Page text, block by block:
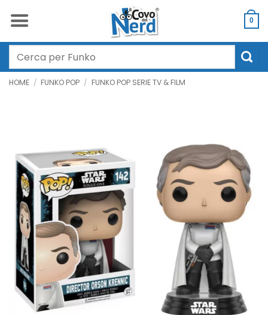
0
Cerca:
HOME / FUNKO POP / FUNKO POP SERIE TV & FILM